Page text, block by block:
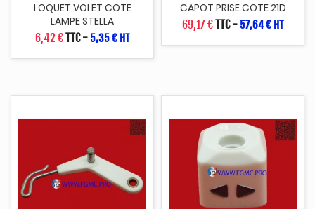
LOQUET VOLET COTE
LAMPE STELLA
6,42 €TTC- 5,35 € HT
CAPOT PRISE COTE 21D
69,17 €TTC- 57,64 € HT